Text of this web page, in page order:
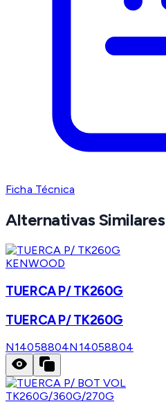
Ficha Técnica
Alternativas Similares
KENWOOD
TUERCA P/ TK260G
TUERCA P/ TK260G
N14058804N14058804